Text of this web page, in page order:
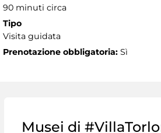
90 minuti circa
Tipo
Visita guidata
Prenotazione obbligatoria: Sì
Musei di